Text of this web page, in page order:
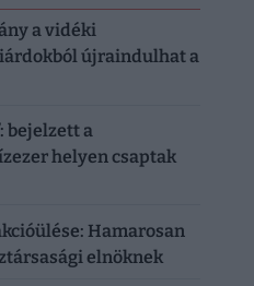
a vidéki
újraindulhat a
bejelzett a
helyen csaptak
Hamarosan
elnöknek